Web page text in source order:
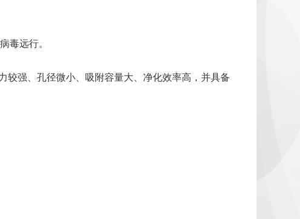
毒远行。
强、孔径微小、吸附容量大、净化效率高，并具备